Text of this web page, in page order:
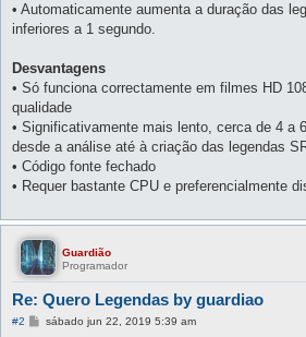
• Automaticamente aumenta a duração das
inferiores a 1 segundo.
Desvantagens
• Só funciona correctamente em filmes HD
qualidade
• Significativamente mais lento, cerca de 4 a
desde a análise até à criação das legendas
• Código fonte fechado
• Requer bastante CPU e preferencialmente
Guardião
Programador
Re: Quero Legendas by guardiao
#2
Msábado jun 22, 2019 5:39 am